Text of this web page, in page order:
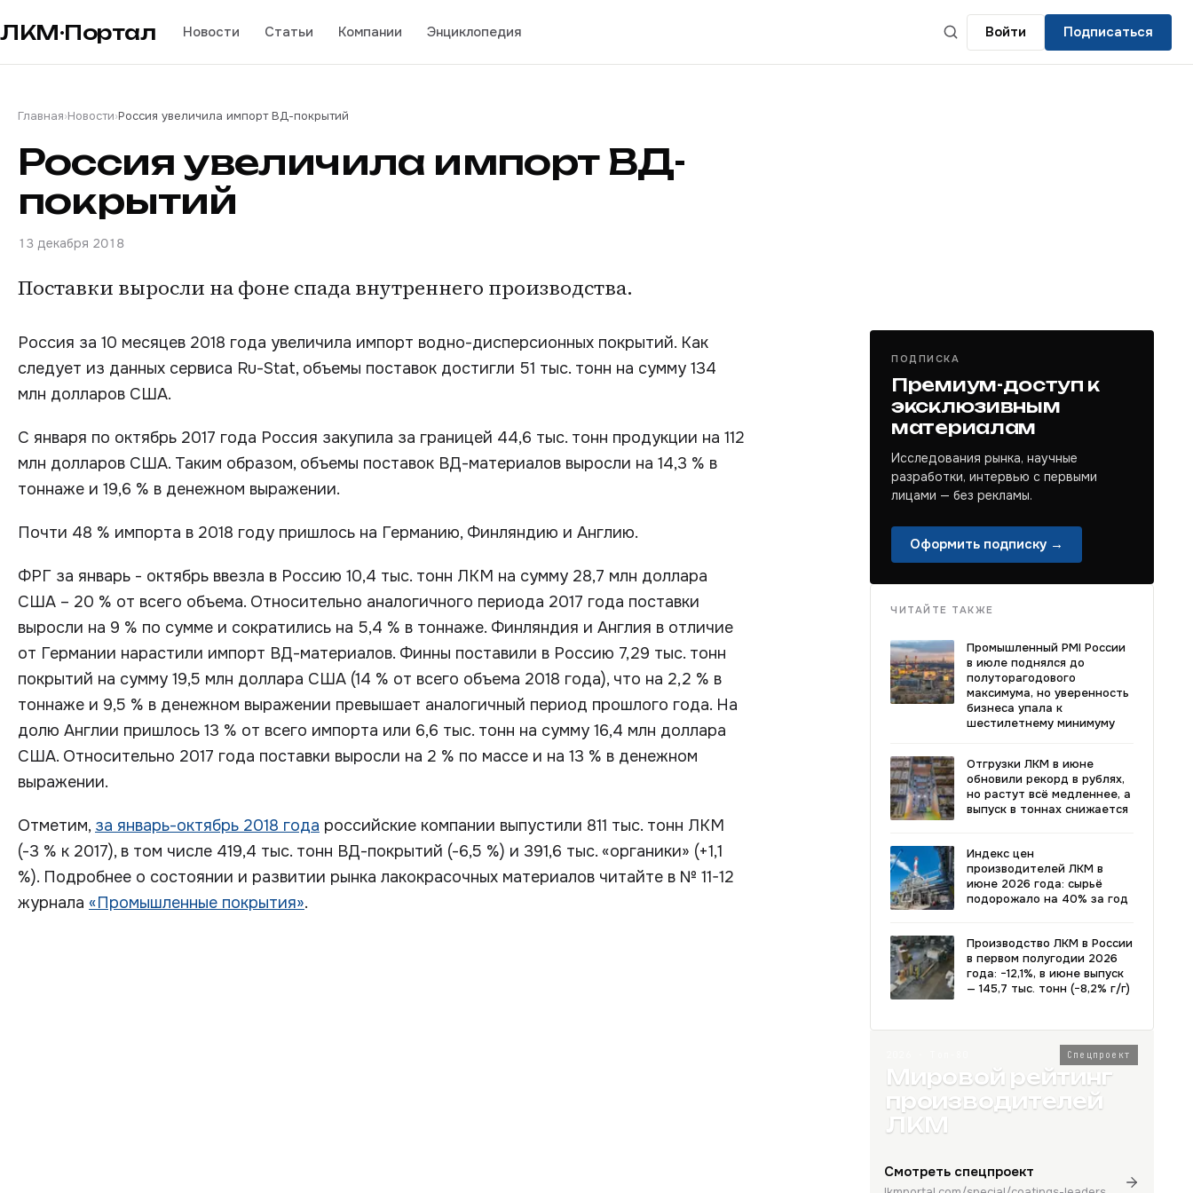
ЛКМ·Портал Новости Статьи Компании Энциклопедия Войти Подписаться
Главная›Новости›Россия увеличила импорт ВД-покрытий
Россия увеличила импорт ВД-
покрытий
13 декабря 2018
Поставки выросли на фоне спада внутреннего производства.
Россия за 10 месяцев 2018 года увеличила импорт водно-дисперсионных покрытий. Как
следует из данных сервиса Ru-Stat, объемы поставок достигли 51 тыс. тонн на сумму 134
млн долларов США.
С января по октябрь 2017 года Россия закупила за границей 44,6 тыс. тонн продукции на 112
млн долларов США. Таким образом, объемы поставок ВД-материалов выросли на 14,3 % в
тоннаже и 19,6 % в денежном выражении.
Почти 48 % импорта в 2018 году пришлось на Германию, Финляндию и Англию.
ФРГ за январь - октябрь ввезла в Россию 10,4 тыс. тонн ЛКМ на сумму 28,7 млн доллара
США – 20 % от всего объема. Относительно аналогичного периода 2017 года поставки
выросли на 9 % по сумме и сократились на 5,4 % в тоннаже. Финляндия и Англия в отличие
от Германии нарастили импорт ВД-материалов. Финны поставили в Россию 7,29 тыс. тонн
покрытий на сумму 19,5 млн доллара США (14 % от всего объема 2018 года), что на 2,2 % в
тоннаже и 9,5 % в денежном выражении превышает аналогичный период прошлого года. На
долю Англии пришлось 13 % от всего импорта или 6,6 тыс. тонн на сумму 16,4 млн доллара
США. Относительно 2017 года поставки выросли на 2 % по массе и на 13 % в денежном
выражении.
Отметим, за январь-октябрь 2018 года российские компании выпустили 811 тыс. тонн ЛКМ
(-3 % к 2017), в том числе 419,4 тыс. тонн ВД-покрытий (-6,5 %) и 391,6 тыс. «органики» (+1,1
%). Подробнее о состоянии и развитии рынка лакокрасочных материалов читайте в № 11-12
журнала «Промышленные покрытия».
ПОДПИСКА
Премиум-доступ к
эксклюзивным
материалам
Исследования рынка, научные
разработки, интервью с первыми
лицами — без рекламы.
Оформить подписку →
ЧИТАЙТЕ ТАКЖЕ
Промышленный PMI России
в июле поднялся до
полуторагодового
максимума, но уверенность
бизнеса упала к
шестилетнему минимуму
Отгрузки ЛКМ в июне
обновили рекорд в рублях,
но растут всё медленнее, а
выпуск в тоннах снижается
Индекс цен
производителей ЛКМ в
июне 2026 года: сырьё
подорожало на 40% за год
Производство ЛКМ в России
в первом полугодии 2026
года: −12,1%, в июне выпуск
— 145,7 тыс. тонн (−8,2% г/г)
Спецпроект
Мировой рейтинг
производителей
ЛКМ
Смотреть спецпроект